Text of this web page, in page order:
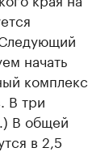
начать
комплекс
В три
В общей
в 2,5